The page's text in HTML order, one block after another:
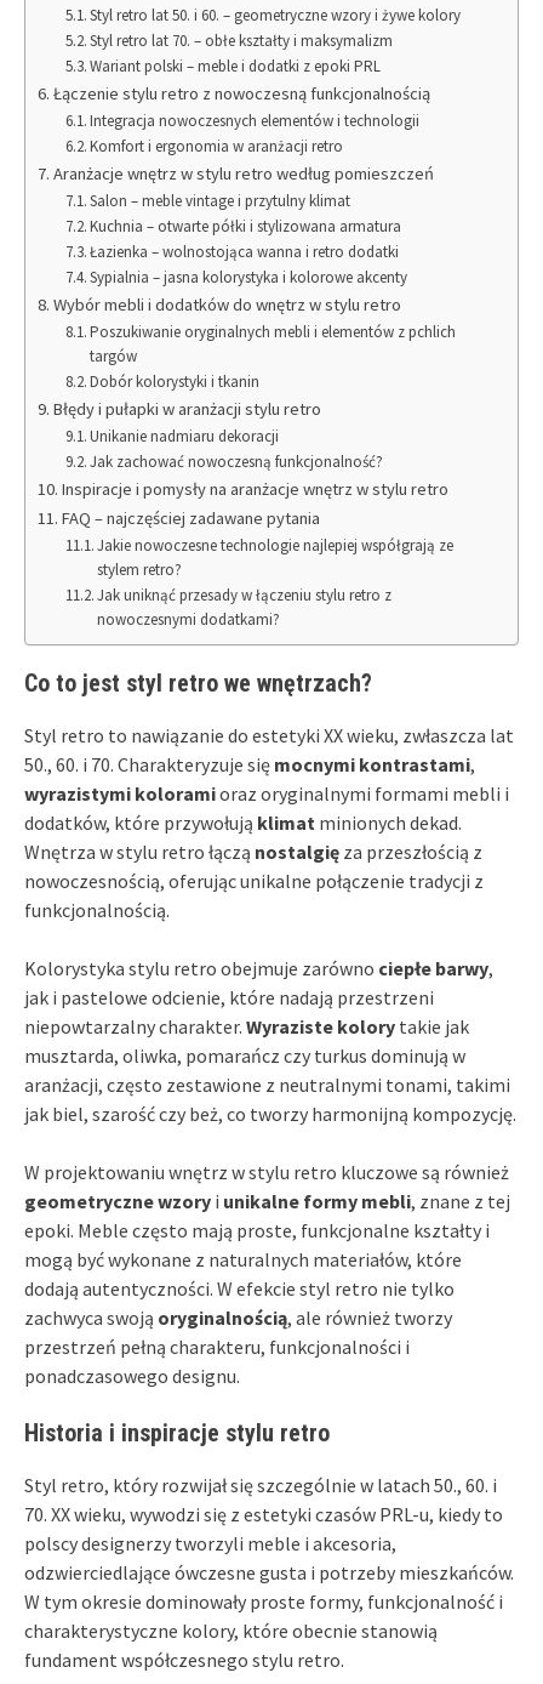
Styl retro lat 50. i 60. – geometryczne wzory i żywe kolory
Styl retro lat 70. – obłe kształty i maksymalizm
Wariant polski – meble i dodatki z epoki PRL
Łączenie stylu retro z nowoczesną funkcjonalnością
Integracja nowoczesnych elementów i technologii
Komfort i ergonomia w aranżacji retro
Aranżacje wnętrz w stylu retro według pomieszczeń
Salon – meble vintage i przytulny klimat
Kuchnia – otwarte półki i stylizowana armatura
Łazienka – wolnostojąca wanna i retro dodatki
Sypialnia – jasna kolorystyka i kolorowe akcenty
Wybór mebli i dodatków do wnętrz w stylu retro
Poszukiwanie oryginalnych mebli i elementów z pchlich
targów
Dobór kolorystyki i tkanin
Błędy i pułapki w aranżacji stylu retro
Unikanie nadmiaru dekoracji
Jak zachować nowoczesną funkcjonalność?
Inspiracje i pomysły na aranżacje wnętrz w stylu retro
FAQ – najczęściej zadawane pytania
Jakie nowoczesne technologie najlepiej współgrają ze
stylem retro?
Jak uniknąć przesady w łączeniu stylu retro z
nowoczesnymi dodatkami?
Co to jest styl retro we wnętrzach?
Styl retro to nawiązanie do estetyki XX wieku, zwłaszcza lat
50., 60. i 70. Charakteryzuje się mocnymi kontrastami,
wyrazistymi koloramioraz oryginalnymi formami mebli i
dodatków, które przywołują klimat minionych dekad.
Wnętrza w stylu retro łączą nostalgię za przeszłością z
nowoczesnością, oferując unikalne połączenie tradycji z
funkcjonalnością.
Kolorystyka stylu retro obejmuje zarówno ciepłe barwy,
jak i pastelowe odcienie, które nadają przestrzeni
niepowtarzalny charakter. Wyraziste kolory takie jak
musztarda, oliwka, pomarańcz czy turkus dominują w
aranżacji, często zestawione z neutralnymi tonami, takimi
jak biel, szarość czy beż, co tworzy harmonijną kompozycję.
W projektowaniu wnętrz w stylu retro kluczowe są również
geometryczne wzory i unikalne formy mebli, znane z tej
epoki. Meble często mają proste, funkcjonalne kształty i
mogą być wykonane z naturalnych materiałów, które
dodają autentyczności. W efekcie styl retro nie tylko
zachwyca swoją oryginalnością, ale również tworzy
przestrzeń pełną charakteru, funkcjonalności i
ponadczasowego designu.
Historia i inspiracje stylu retro
Styl retro, który rozwijał się szczególnie w latach 50., 60. i
70. XX wieku, wywodzi się z estetyki czasów PRL-u, kiedy to
polscy designerzy tworzyli meble i akcesoria,
odzwierciedlające ówczesne gusta i potrzeby mieszkańców.
W tym okresie dominowały proste formy, funkcjonalność i
charakterystyczne kolory, które obecnie stanowią
fundament współczesnego stylu retro.